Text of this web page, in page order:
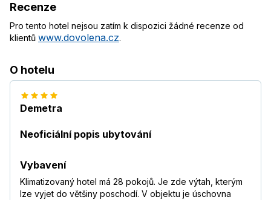
Recenze
Pro tento hotel nejsou zatím k dispozici žádné recenze od
klientů www.dovolena.cz.
O hotelu
Demetra
Neoficiální popis ubytování
Vybavení
Klimatizovaný hotel má 28 pokojů. Je zde výtah, kterým
lze vyjet do většiny poschodí. V objektu je úschovna